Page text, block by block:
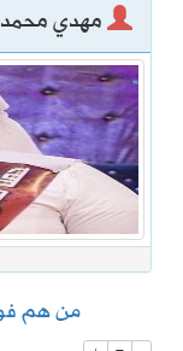
مهدي محمد
من هم